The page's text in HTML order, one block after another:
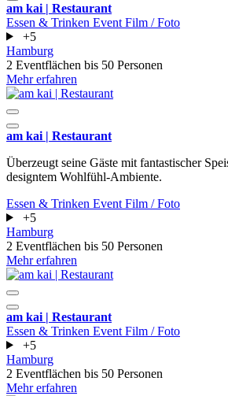
am kai | Restaurant
Essen & Trinken Event Film / Foto
+5
Hamburg
2 Eventflächen bis 50 Personen
Mehr erfahren
am kai | Restaurant
Überzeugt seine Gäste mit fantastischer
designtem Wohlfühl-Ambiente.
Essen & Trinken Event Film / Foto
+5
Hamburg
2 Eventflächen bis 50 Personen
Mehr erfahren
am kai | Restaurant
Essen & Trinken Event Film / Foto
+5
Hamburg
2 Eventflächen bis 50 Personen
Mehr erfahren